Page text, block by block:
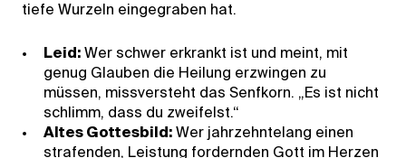
tiefe Wurzeln eingegraben hat.
Leid: Wer schwer erkrankt ist und meint, mit
genug Glauben die Heilung erzwingen zu
müssen, missversteht das Senfkorn. „Es ist nicht
schlimm, dass du zweifelst.“
Altes Gottesbild: Wer jahrzehntelang einen
strafenden, Leistung fordernden Gott im Herzen